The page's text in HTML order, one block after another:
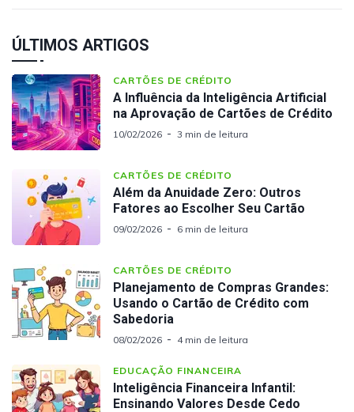
ÚLTIMOS ARTIGOS
CARTÕES DE CRÉDITO
A Influência da Inteligência Artificial
na Aprovação de Cartões de Crédito
10/02/2026 3 min de leitura
CARTÕES DE CRÉDITO
Além da Anuidade Zero: Outros
Fatores ao Escolher Seu Cartão
09/02/2026 6 min de leitura
CARTÕES DE CRÉDITO
Planejamento de Compras Grandes:
Usando o Cartão de Crédito com
Sabedoria
08/02/2026 4 min de leitura
EDUCAÇÃO FINANCEIRA
Inteligência Financeira Infantil:
Ensinando Valores Desde Cedo